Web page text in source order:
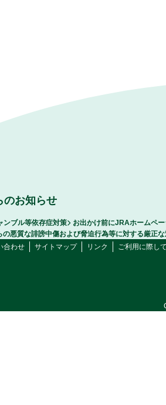
のお知らせ
ンブル等依存症対策
お出かけ前にJRAホームペ
の悪質な誹謗中傷および脅迫行為等に対する厳正
合わせ
サイトマップ リンク ご利用に際し